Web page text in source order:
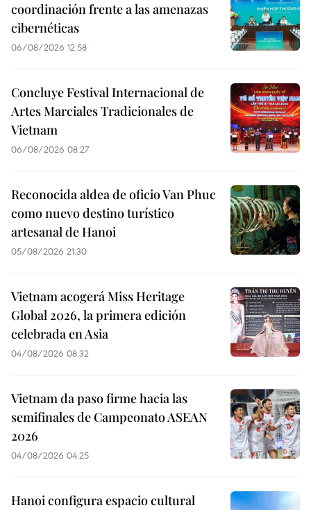
coordinación frente a las amenazas
cibernéticas
06/08/2026 12:58
Concluye Festival Internacional de
Artes Marciales Tradicionales de
Vietnam
06/08/2026 08:27
Reconocida aldea de oficio Van Phuc
como nuevo destino turístico
artesanal de Hanoi
05/08/2026 21:30
Vietnam acogerá Miss Heritage
Global 2026, la primera edición
celebrada en Asia
04/08/2026 08:32
Vietnam da paso firme hacia las
semifinales de Campeonato ASEAN
2026
04/08/2026 04:25
Hanoi configura espacio cultural